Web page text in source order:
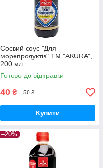
Соєвий соус "Для
морепродуктів" ТМ "AKURA",
200 мл
Готово до відправки
40 ₴ 50 ₴
Купити
–20%